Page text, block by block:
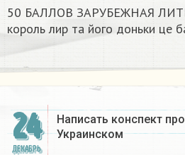
50 БАЛЛОВ ЗАРУБЕЖНАЯ
король лир та його доньки це
24
ДЕКАБРЬ
Написать конспект
Украинском​